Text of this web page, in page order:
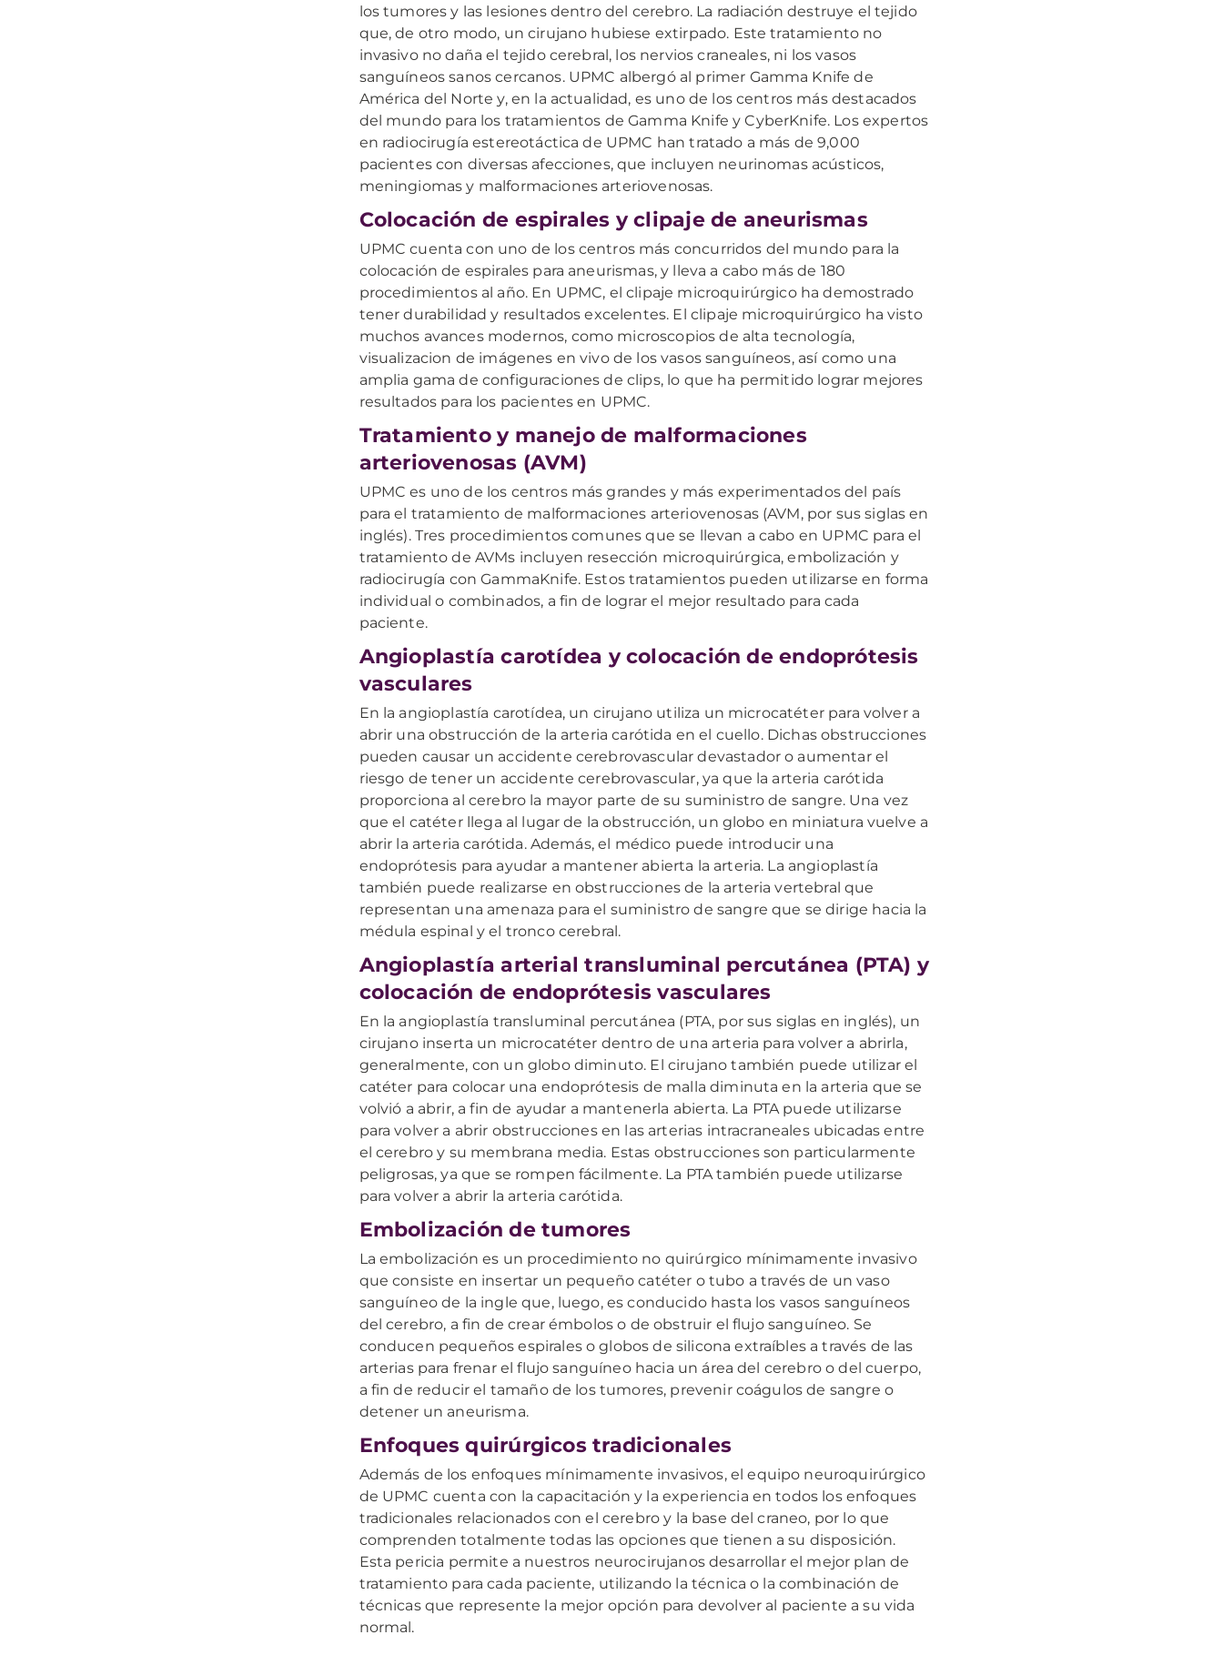
los tumores y las lesiones dentro del cerebro. La radiación destruye el tejido
que, de otro modo, un cirujano hubiese extirpado. Este tratamiento no
invasivo no daña el tejido cerebral, los nervios craneales, ni los vasos
sanguíneos sanos cercanos. UPMC albergó al primer Gamma Knife de
América del Norte y, en la actualidad, es uno de los centros más destacados
del mundo para los tratamientos de Gamma Knife y CyberKnife. Los expertos
en radiocirugía estereotáctica de UPMC han tratado a más de 9,000
pacientes con diversas afecciones, que incluyen neurinomas acústicos,
meningiomas y malformaciones arteriovenosas.
Colocación de espirales y clipaje de aneurismas
UPMC cuenta con uno de los centros más concurridos del mundo para la
colocación de espirales para aneurismas, y lleva a cabo más de 180
procedimientos al año. En UPMC, el clipaje microquirúrgico ha demostrado
tener durabilidad y resultados excelentes. El clipaje microquirúrgico ha visto
muchos avances modernos, como microscopios de alta tecnología,
visualizacion de imágenes en vivo de los vasos sanguíneos, así como una
amplia gama de configuraciones de clips, lo que ha permitido lograr mejores
resultados para los pacientes en UPMC.
Tratamiento y manejo de malformaciones
arteriovenosas (AVM)
UPMC es uno de los centros más grandes y más experimentados del país
para el tratamiento de malformaciones arteriovenosas (AVM, por sus siglas en
inglés). Tres procedimientos comunes que se llevan a cabo en UPMC para el
tratamiento de AVMs incluyen resección microquirúrgica, embolización y
radiocirugía con GammaKnife. Estos tratamientos pueden utilizarse en forma
individual o combinados, a fin de lograr el mejor resultado para cada
paciente.
Angioplastía carotídea y colocación de endoprótesis
vasculares
En la angioplastía carotídea, un cirujano utiliza un microcatéter para volver a
abrir una obstrucción de la arteria carótida en el cuello. Dichas obstrucciones
pueden causar un accidente cerebrovascular devastador o aumentar el
riesgo de tener un accidente cerebrovascular, ya que la arteria carótida
proporciona al cerebro la mayor parte de su suministro de sangre. Una vez
que el catéter llega al lugar de la obstrucción, un globo en miniatura vuelve a
abrir la arteria carótida. Además, el médico puede introducir una
endoprótesis para ayudar a mantener abierta la arteria. La angioplastía
también puede realizarse en obstrucciones de la arteria vertebral que
representan una amenaza para el suministro de sangre que se dirige hacia la
médula espinal y el tronco cerebral.
Angioplastía arterial transluminal percutánea (PTA) y
colocación de endoprótesis vasculares
En la angioplastía transluminal percutánea (PTA, por sus siglas en inglés), un
cirujano inserta un microcatéter dentro de una arteria para volver a abrirla,
generalmente, con un globo diminuto. El cirujano también puede utilizar el
catéter para colocar una endoprótesis de malla diminuta en la arteria que se
volvió a abrir, a fin de ayudar a mantenerla abierta. La PTA puede utilizarse
para volver a abrir obstrucciones en las arterias intracraneales ubicadas entre
el cerebro y su membrana media. Estas obstrucciones son particularmente
peligrosas, ya que se rompen fácilmente. La PTA también puede utilizarse
para volver a abrir la arteria carótida.
Embolización de tumores
La embolización es un procedimiento no quirúrgico mínimamente invasivo
que consiste en insertar un pequeño catéter o tubo a través de un vaso
sanguíneo de la ingle que, luego, es conducido hasta los vasos sanguíneos
del cerebro, a fin de crear émbolos o de obstruir el flujo sanguíneo. Se
conducen pequeños espirales o globos de silicona extraíbles a través de las
arterias para frenar el flujo sanguíneo hacia un área del cerebro o del cuerpo,
a fin de reducir el tamaño de los tumores, prevenir coágulos de sangre o
detener un aneurisma.
Enfoques quirúrgicos tradicionales
Además de los enfoques mínimamente invasivos, el equipo neuroquirúrgico
de UPMC cuenta con la capacitación y la experiencia en todos los enfoques
tradicionales relacionados con el cerebro y la base del craneo, por lo que
comprenden totalmente todas las opciones que tienen a su disposición.
Esta pericia permite a nuestros neurocirujanos desarrollar el mejor plan de
tratamiento para cada paciente, utilizando la técnica o la combinación de
técnicas que represente la mejor opción para devolver al paciente a su vida
normal.